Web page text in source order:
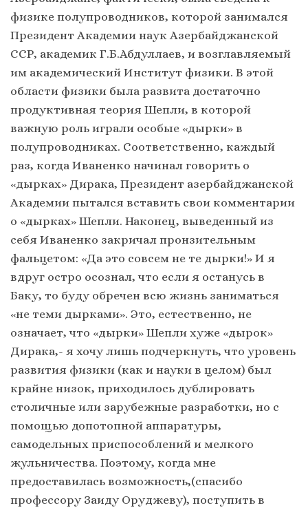
физике полупроводников, которой занимался
Президент Академии наук Азербайджанской
ССР, академик Г.Б.Абдуллаев, и возглавляемый
им академический Институт физики. В этой
области физики была развита достаточно
продуктивная теория Шепли, в которой
важную роль играли особые «дырки» в
полупроводниках. Соответственно, каждый
раз, когда Иваненко начинал говорить о
«дырках» Дирака, Президент азербайджанской
Академии пытался вставить свои комментарии
о «дырках» Шепли. Наконец, выведенный из
себя Иваненко закричал пронзительным
фальцетом: «Да это совсем не те дырки!» И я
вдруг остро осознал, что если я останусь в
Баку, то буду обречен всю жизнь заниматься
«не теми дырками». Это, естественно, не
означает, что «дырки» Шепли хуже «дырок»
Дирака,- я хочу лишь подчеркнуть, что уровень
развития физики (как и науки в целом) был
крайне низок, приходилось дублировать
столичные или зарубежные разработки, но с
помощью допотопной аппаратуры,
самодельных приспособлений и мелкого
жульничества. Поэтому, когда мне
предоставилась возможность,(спасибо
профессору Заиду Оруджеву), поступить в